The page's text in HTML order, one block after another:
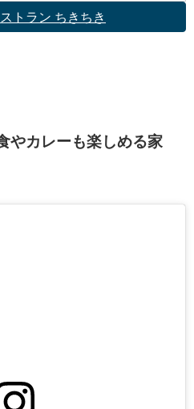
トラン ちきちき
やカレーも楽しめる家